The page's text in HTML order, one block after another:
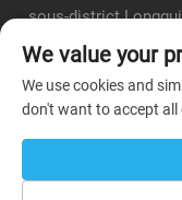
sous-district
E-mail :[email
Whatsapp:
Copyright ©
We value your
We use cookies and
don't want to accept all